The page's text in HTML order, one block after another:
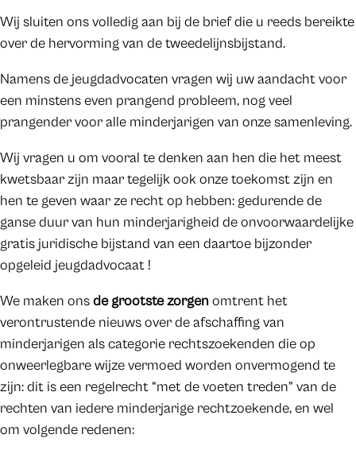
Wij sluiten ons volledig aan bij de brief die u reeds bereikte
over de hervorming van de tweedelijnsbijstand.
Namens de jeugdadvocaten vragen wij uw aandacht voor
een minstens even prangend probleem, nog veel
prangender voor alle minderjarigen van onze samenleving.
Wij vragen u om vooral te denken aan hen die het meest
kwetsbaar zijn maar tegelijk ook onze toekomst zijn en
hen te geven waar ze recht op hebben: gedurende de
ganse duur van hun minderjarigheid de onvoorwaardelijke
gratis juridische bijstand van een daartoe bijzonder
opgeleid jeugdadvocaat !
We maken onsde grootste zorgen omtrent het
verontrustende nieuws over de afschaffing van
minderjarigen als categorie rechtszoekenden die op
onweerlegbare wijze vermoed worden onvermogend te
zijn: dit is een regelrecht “met de voeten treden” van de
rechten van iedere minderjarige rechtzoekende, en wel
om volgende redenen: